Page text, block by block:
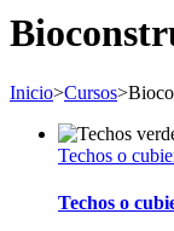
Inicio>Cursos>
Techos o
Techos o